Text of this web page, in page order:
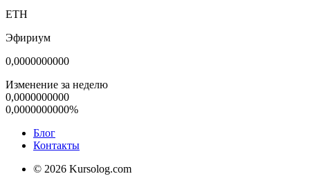
ETH
Эфириум
0,0000000000
Изменение за неделю
0,0000000000
0,0000000000%
Блог
Контакты
© 2026 Kursolog.com